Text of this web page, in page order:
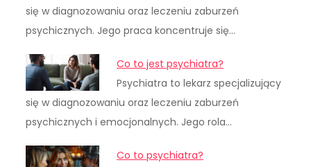
się w diagnozowaniu oraz leczeniu zaburzeń
psychicznych. Jego praca koncentruje się…
Co to jest psychiatra?
Psychiatra to lekarz specjalizujący
się w diagnozowaniu oraz leczeniu zaburzeń
psychicznych i emocjonalnych. Jego rola…
Co to psychiatra?